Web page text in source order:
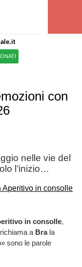
con
nelle vie del
l’inizio…
in consolle,
a Brala
sono le parole